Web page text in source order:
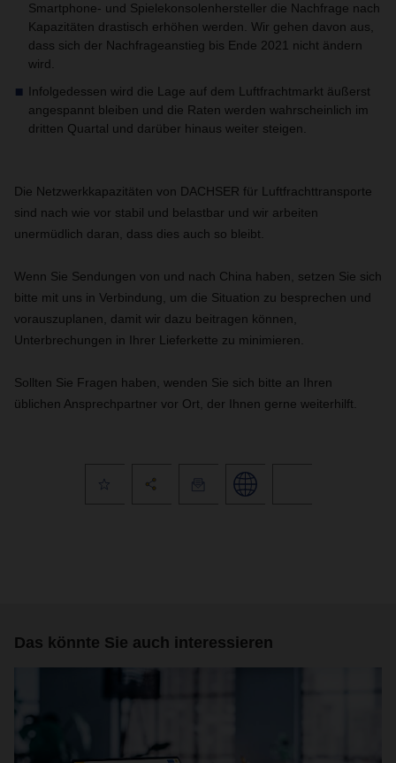
Smartphone- und Spielekonsolenhersteller die Nachfrage nach
Kapazitäten drastisch erhöhen werden. Wir gehen davon aus,
dass sich der Nachfrageanstieg bis Ende 2021 nicht ändern
wird.
Infolgedessen wird die Lage auf dem Luftfrachtmarkt äußerst
angespannt bleiben und die Raten werden wahrscheinlich im
dritten Quartal und darüber hinaus weiter steigen.
Die Netzwerkkapazitäten von DACHSER für Luftfrachttransporte
sind nach wie vor stabil und belastbar und wir arbeiten
unermüdlich daran, dass dies auch so bleibt.
Wenn Sie Sendungen von und nach China haben, setzen Sie sich
bitte mit uns in Verbindung, um die Situation zu besprechen und
vorauszuplanen, damit wir dazu beitragen können,
Unterbrechungen in Ihrer Lieferkette zu minimieren.
Sollten Sie Fragen haben, wenden Sie sich bitte an Ihren
üblichen Ansprechpartner vor Ort, der Ihnen gerne weiterhilft.
Das könnte Sie auch interessieren